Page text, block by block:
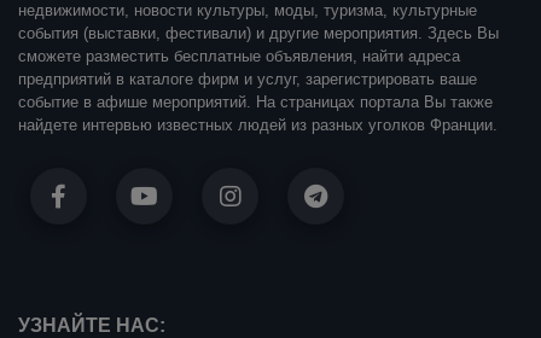
недвижимости, новости культуры, моды, туризма, культурные
события (выставки, фестивали) и другие мероприятия. Здесь Вы
сможете разместить бесплатные объявления, найти адреса
предприятий в каталоге фирм и услуг, зарегистрировать ваше
событие в афише мероприятий. На страницах портала Вы также
найдете интервью известных людей из разных уголков Франции.
УЗНАЙТЕ НАС: